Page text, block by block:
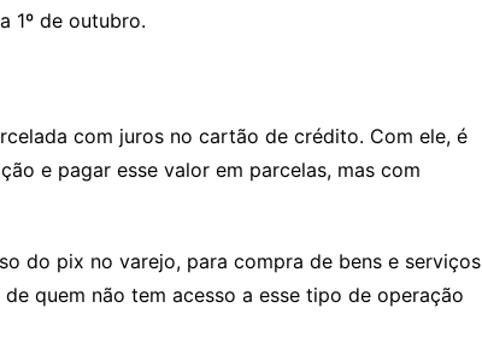
1º de outubro.
com juros no cartão de crédito. Com ele, é
e pagar esse valor em parcelas, mas com
do pix no varejo, para compra de bens e serviços
quem não tem acesso a esse tipo de operação